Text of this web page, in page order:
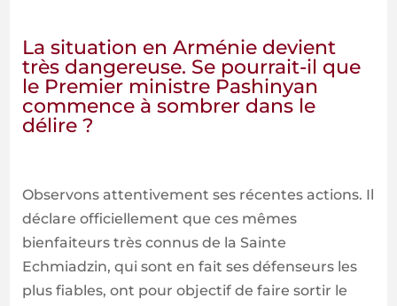
La situation en Arménie devient
très dangereuse. Se pourrait-il que
le Premier ministre Pashinyan
commence à sombrer dans le
délire ?
Observons attentivement ses récentes actions. Il
déclare officiellement que ces mêmes
bienfaiteurs très connus de la Sainte
Echmiadzin, qui sont en fait ses défenseurs les
plus fiables, ont pour objectif de faire sortir le